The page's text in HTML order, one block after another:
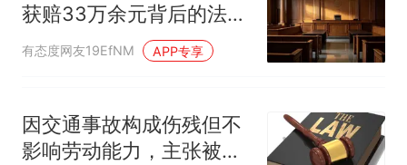
获赔33万余元背后的法律
博弈
有态度网友19EfNM APP专享
因交通事故构成伤残但不
影响劳动能力，主张被扶